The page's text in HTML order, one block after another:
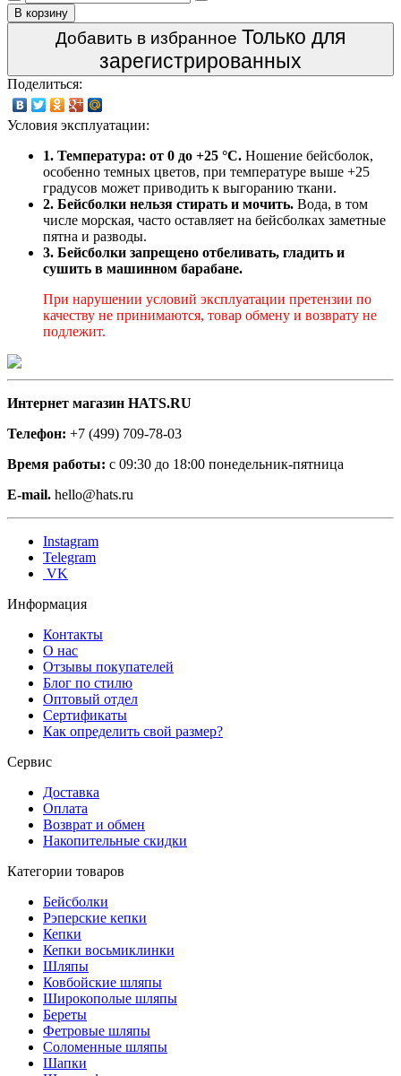
В корзину
Добавить в избранное Только для
зарегистрированных
Поделиться:
Условия эксплуатации:
1. Температура: от 0 до +25 °C. Ношение бейсболок,
особенно темных цветов, при температуре выше +25
градусов может приводить к выгоранию ткани.
2. Бейсболки нельзя стирать и мочить. Вода, в том
числе морская, часто оставляет на бейсболках заметные
пятна и разводы.
3. Бейсболки запрещено отбеливать, гладить и
сушить в машинном барабане.
При нарушении условий эксплуатации претензии по
качеству не принимаются, товар обмену и возврату не
подлежит.
Интернет магазин HATS.RU
Телефон: +7 (499) 709-78-03
Время работы: с 09:30 до 18:00 понедельник-пятница
E-mail. hello@hats.ru
Instagram
Telegram
VK
Информация
Контакты
О нас
Отзывы покупателей
Блог по стилю
Оптовый отдел
Сертификаты
Как определить свой размер?
Сервис
Доставка
Оплата
Возврат и обмен
Накопительные скидки
Категории товаров
Бейсболки
Рэперские кепки
Кепки
Кепки восьмиклинки
Шляпы
Ковбойские шляпы
Широкополые шляпы
Береты
Фетровые шляпы
Соломенные шляпы
Шапки